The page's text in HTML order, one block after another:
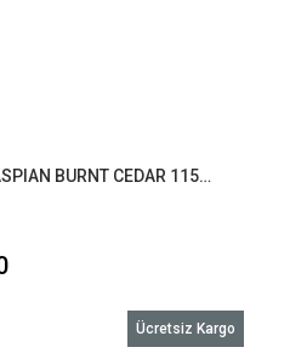
W TASMAN CASPIAN BURNT CEDAR 1158350
Ücretsiz Kargo